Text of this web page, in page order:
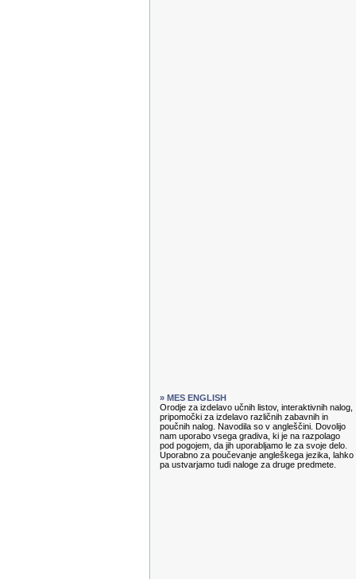
» MES ENGLISH
Orodje za izdelavo učnih listov, interaktivnih nalog,
pripomočki za izdelavo različnih zabavnih in
poučnih nalog. Navodila so v angleščini. Dovolijo
nam uporabo vsega gradiva, ki je na razpolago
pod pogojem, da jih uporabljamo le za svoje delo.
Uporabno za poučevanje angleškega jezika, lahko
pa ustvarjamo tudi naloge za druge predmete.